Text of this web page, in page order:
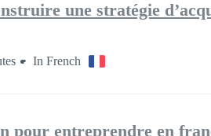
une stratégie
In French
pour entreprendre en